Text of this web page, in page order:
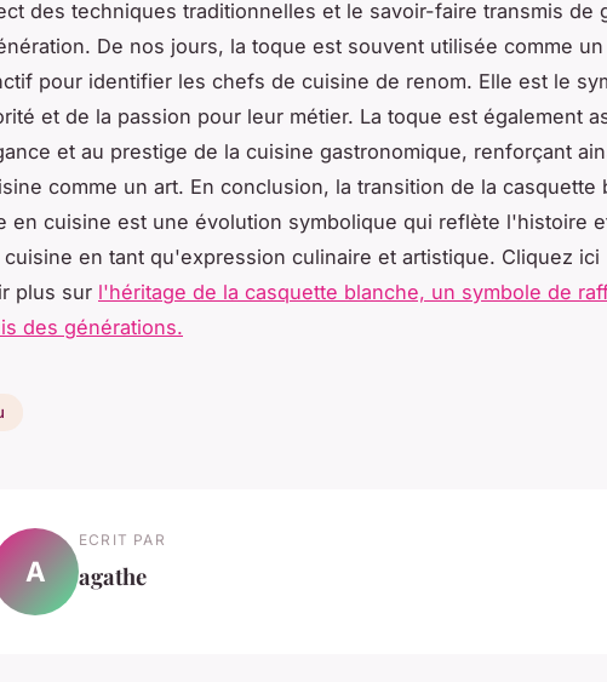
des techniques traditionnelles et le savoir-faire transmis de
De nos jours, la toque est souvent utilisée comme
pour identifier les chefs de cuisine de renom. Elle est le
et de la passion pour leur métier. La toque est également
et au prestige de la cuisine gastronomique, renforçant
comme un art. En conclusion, la transition de la casquette
en cuisine est une évolution symbolique qui reflète l'histoire
cuisine en tant qu'expression culinaire et artistique. Cliquez ici
plus sur l'héritage de la casquette blanche, un symbole de
des générations.
A
ECRIT PAR
agathe